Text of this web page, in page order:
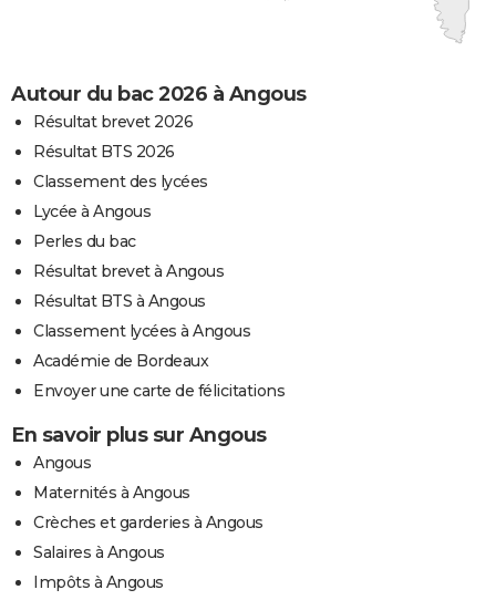
Autour du bac 2026 à Angous
Résultat brevet 2026
Résultat BTS 2026
Classement des lycées
Lycée à Angous
Perles du bac
Résultat brevet à Angous
Résultat BTS à Angous
Classement lycées à Angous
Académie de Bordeaux
Envoyer une carte de félicitations
En savoir plus sur Angous
Angous
Maternités à Angous
Crèches et garderies à Angous
Salaires à Angous
Impôts à Angous